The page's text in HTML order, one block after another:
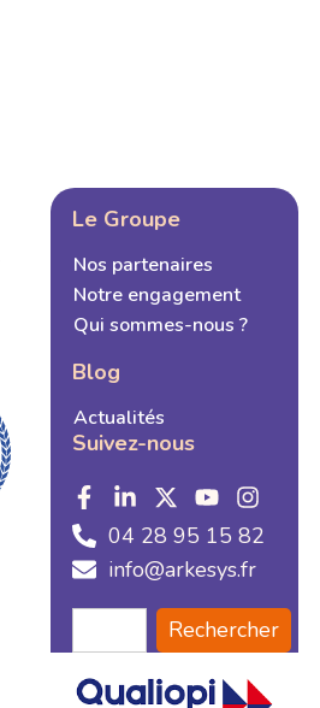
Le Groupe
Nos partenaires
Notre engagement
Qui sommes-nous ?
Blog
Actualités
Suivez-nous
04 28 95 15 82
info@arkesys.fr
Rechercher